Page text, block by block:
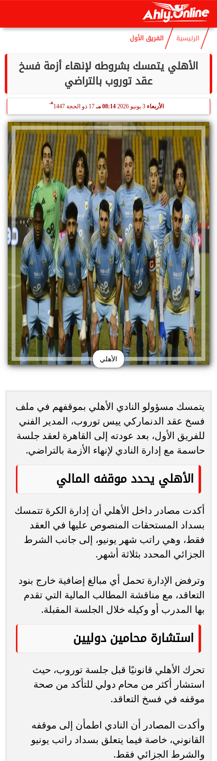
الجمعة
الرئيسية الفريق الأول
الأهلي يتمسك بشروطه لإنهاء أزمة فسخ
عقد توروب بالتراضي
الأربعاء 08:14 مـ 17 ذو الحجة 1447
هـ
الأهلي
يتمسك مسؤولو النادي الأهلي بموقفهم في ملف
فسخ عقد الدنماركي ييس توروب، المدير الفني
للفريق الأول، بعد عودته إلى القاهرة لعقد جلسة
حاسمة مع إدارة النادي لإنهاء الأزمة بالتراضي.
الأهلي يحدد موقفه المالي
أكدت مصادر داخل الأهلي أن إدارة الكرة تتمسك
بسداد المستحقات المنصوص عليها في العقد
فقط، وهي راتب شهر يونيو، إلى جانب الشرط
الجزائي المحدد بثلاثة أشهر.
وترفض الإدارة تحمل أي مبالغ إضافية خارج بنود
التعاقد، مع مناقشة المطالب المالية التي تقدم
بها المدرب أو وكيله خلال الجلسة المقبلة.
استشارة محامين دوليين
تحرك الأهلي قانونيًا قبل جلسة توروب، حيث
استشار أكثر من محام دولي للتأكد من صحة
موقفه في فسخ التعاقد.
وأكدت المصادر أن النادي اطمأن إلى موقفه
القانوني، خاصة فيما يتعلق بسداد راتب يونيو
والشرط الجزائي فقط.